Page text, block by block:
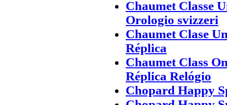
Chaumet Classe
Orologio svizzeri
Chaumet Clase
Réplica
Chaumet Class
Réplica Relógio
Chopard Happy